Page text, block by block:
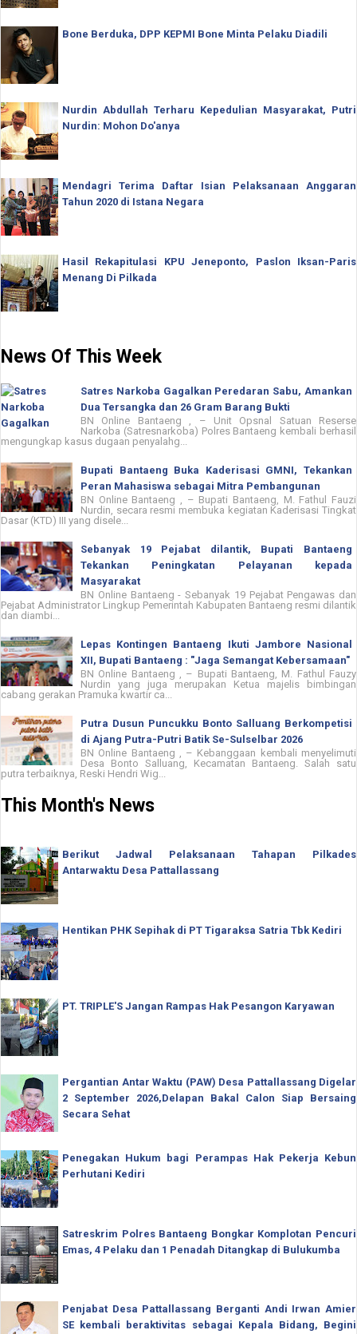
Bone Berduka, DPP KEPMI Bone Minta Pelaku Diadili
Nurdin Abdullah Terharu Kepedulian Masyarakat, Putri
Nurdin: Mohon Do'anya
Mendagri Terima Daftar Isian Pelaksanaan Anggaran
Tahun 2020 di Istana Negara
Hasil Rekapitulasi KPU Jeneponto, Paslon Iksan-Paris
Menang Di Pilkada
News Of This Week
Satres Narkoba Gagalkan Peredaran Sabu, Amankan
Dua Tersangka dan 26 Gram Barang Bukti
BN Online Bantaeng , – Unit Opsnal Satuan Reserse
Narkoba (Satresnarkoba) Polres Bantaeng kembali berhasil
mengungkap kasus dugaan penyalahg...
Bupati Bantaeng Buka Kaderisasi GMNI, Tekankan
Peran Mahasiswa sebagai Mitra Pembangunan
BN Online Bantaeng , – Bupati Bantaeng, M. Fathul Fauzi
Nurdin, secara resmi membuka kegiatan Kaderisasi Tingkat
Dasar (KTD) III yang disele...
Sebanyak 19 Pejabat dilantik, Bupati Bantaeng
Tekankan Peningkatan Pelayanan kepada
Masyarakat
BN Online Bantaeng - Sebanyak 19 Pejabat Pengawas dan
Pejabat Administrator Lingkup Pemerintah Kabupaten Bantaeng resmi dilantik
dan diambi...
Lepas Kontingen Bantaeng Ikuti Jambore Nasional
XII, Bupati Bantaeng : "Jaga Semangat Kebersamaan"
BN Online Bantaeng , – Bupati Bantaeng, M. Fathul Fauzy
Nurdin yang juga merupakan Ketua majelis bimbingan
cabang gerakan Pramuka kwartir ca...
Putra Dusun Puncukku Bonto Salluang Berkompetisi
di Ajang Putra-Putri Batik Se-Sulselbar 2026
BN Online Bantaeng , – Kebanggaan kembali menyelimuti
Desa Bonto Salluang, Kecamatan Bantaeng. Salah satu
putra terbaiknya, Reski Hendri Wig...
This Month's News
Berikut Jadwal Pelaksanaan Tahapan Pilkades
Antarwaktu Desa Pattallassang
Hentikan PHK Sepihak di PT Tigaraksa Satria Tbk Kediri
PT. TRIPLE'S Jangan Rampas Hak Pesangon Karyawan
Pergantian Antar Waktu (PAW) Desa Pattallassang Digelar
2 September 2026,Delapan Bakal Calon Siap Bersaing
Secara Sehat
Penegakan Hukum bagi Perampas Hak Pekerja Kebun
Perhutani Kediri
Satreskrim Polres Bantaeng Bongkar Komplotan Pencuri
Emas, 4 Pelaku dan 1 Penadah Ditangkap di Bulukumba
Penjabat Desa Pattallassang Berganti Andi Irwan Amier
SE kembali beraktivitas sebagai Kepala Bidang, Begini